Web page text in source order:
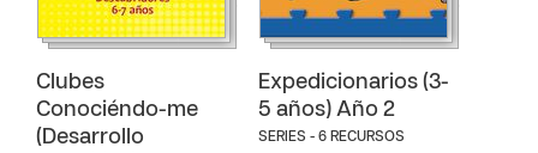
Clubes
Conociéndo-me
(Desarrollo
Expedicionarios (3-
5 años) Año 2
SERIES - 6 RECURSOS